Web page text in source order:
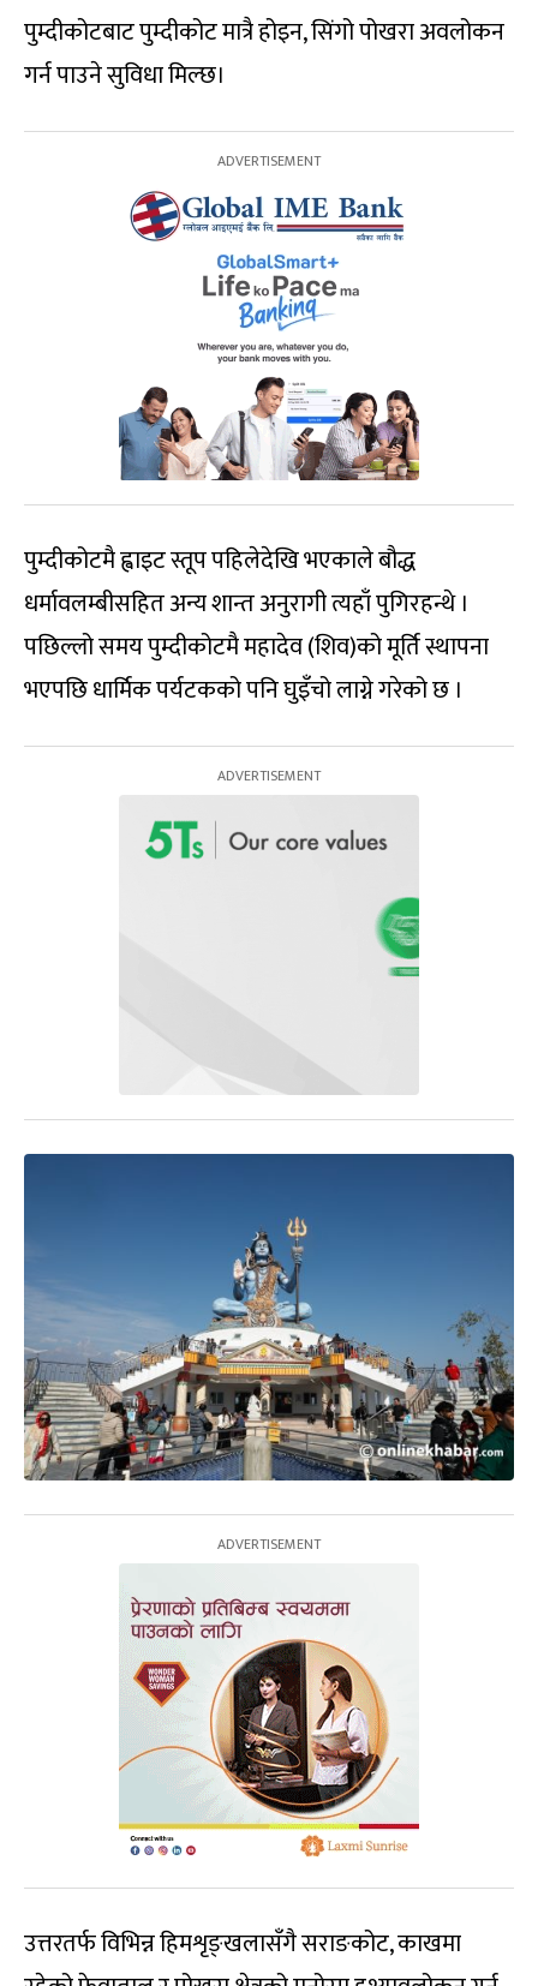
पुम्दीकोटबाट पुम्दीकोट मात्रै होइन, सिंगो पोखरा अवलोकन
गर्न पाउने सुविधा मिल्छ।
पुम्दीकोटमै ह्वाइट स्तूप पहिलेदेखि भएकाले बौद्ध
धर्मावलम्बीसहित अन्य शान्त अनुरागी त्यहाँ पुगिरहन्थे ।
पछिल्लो समय पुम्दीकोटमै महादेव (शिव)को मूर्ति स्थापना
भएपछि धार्मिक पर्यटकको पनि घुइँचो लाग्ने गरेको छ ।
उत्तरतर्फ विभिन्न हिमशृङ्खलासँगै सराङकोट, काखमा